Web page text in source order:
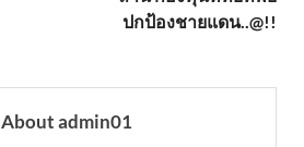
ปกป้องชายแดน..@!!
About admin01